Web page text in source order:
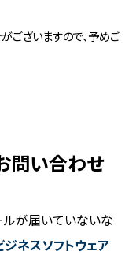
ざいますので、予めご
問い合わせ
が届いていないな
ネスソフトウェア